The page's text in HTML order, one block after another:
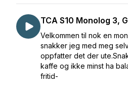
TCA S10 Monolog 3,
Velkommen til nok en
snakker jeg med meg
oppfatter det der
kaffe og ikke minst ha
fritid-